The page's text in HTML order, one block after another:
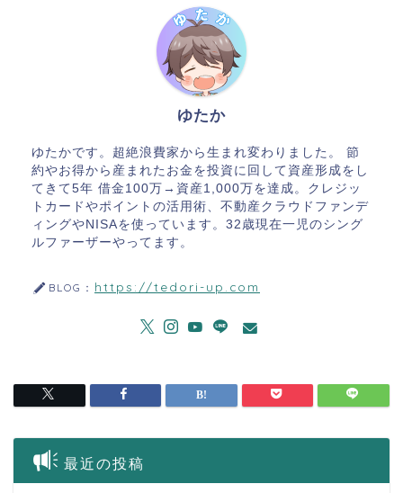
ゆたか
ゆたかです。超絶浪費家から生まれ変わりました。 節
約やお得から産まれたお金を投資に回して資産形成をし
てきて5年 借金100万→資産1,000万を達成。クレジッ
トカードやポイントの活用術、不動産クラウドファンデ
ィングやNISAを使っています。32歳現在一児のシング
ルファーザーやってます。
BLOG： https://tedori-up.com
最近の投稿